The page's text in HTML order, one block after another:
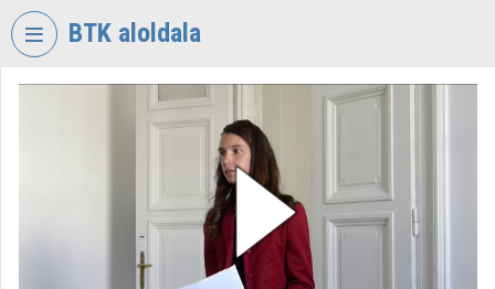
Fejléc kihagyása
BTK aloldala
TORIUM
Intézményi kezdőlap